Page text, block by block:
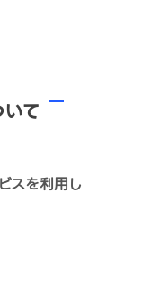
て
スを利用し